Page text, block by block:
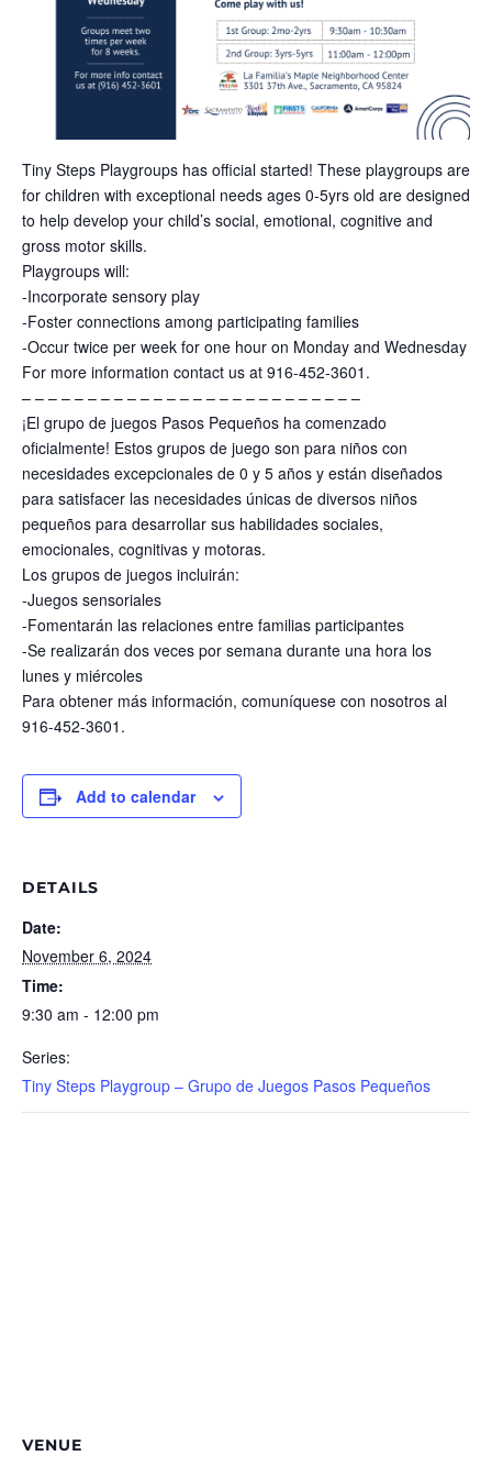
Tiny Steps Playgroups has official started! These playgroups are
for children with exceptional needs ages 0-5yrs old are designed
to help develop your child’s social, emotional, cognitive and
gross motor skills.
Playgroups will:
-Incorporate sensory play
-Foster connections among participating families
-Occur twice per week for one hour on Monday and Wednesday
For more information contact us at 916-452-3601.
– – – – – – – – – – – – – – – – – – – – – – – – – –
¡El grupo de juegos Pasos Pequeños ha comenzado
oficialmente! Estos grupos de juego son para niños con
necesidades excepcionales de 0 y 5 años y están diseñados
para satisfacer las necesidades únicas de diversos niños
pequeños para desarrollar sus habilidades sociales,
emocionales, cognitivas y motoras.
Los grupos de juegos incluirán:
-Juegos sensoriales
-Fomentarán las relaciones entre familias participantes
-Se realizarán dos veces por semana durante una hora los
lunes y miércoles
Para obtener más información, comuníquese con nosotros al
916-452-3601.
Add to calendar
DETAILS
Date:
November 6, 2024
Time:
9:30 am - 12:00 pm
Series:
Tiny Steps Playgroup – Grupo de Juegos Pasos Pequeños
VENUE